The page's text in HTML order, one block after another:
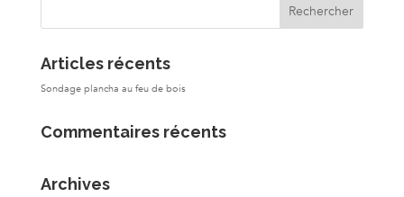
Articles récents
Sondage plancha au feu de bois
Commentaires récents
Archives